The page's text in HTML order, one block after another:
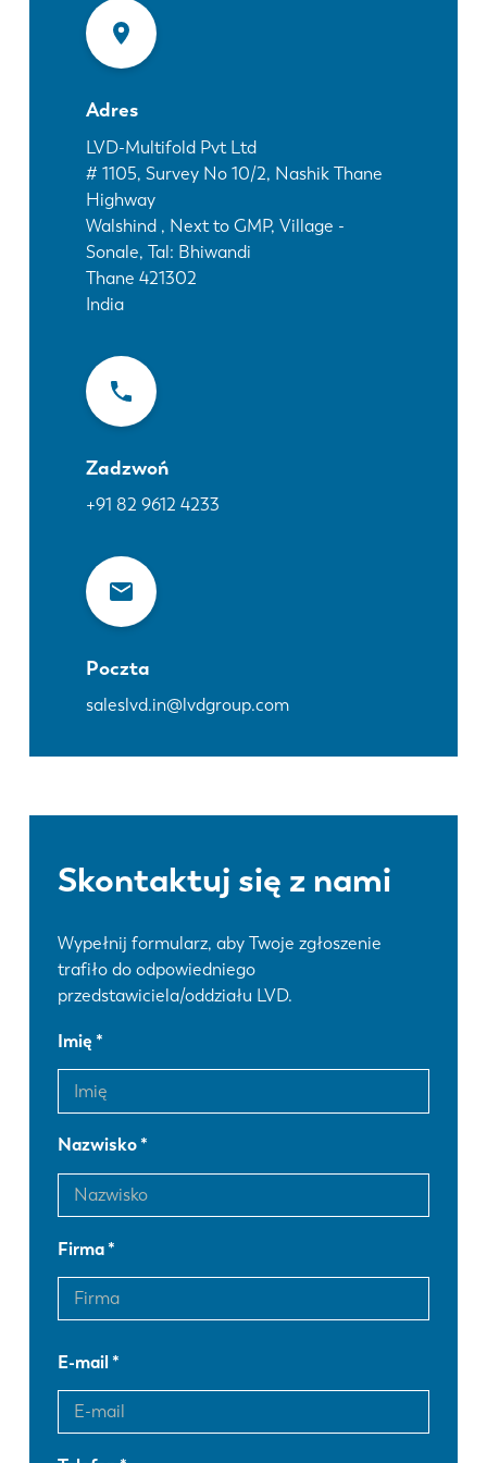
Adres
LVD-Multifold Pvt Ltd
# 1105, Survey No 10/2, Nashik Thane
Highway
Walshind , Next to GMP, Village -
Sonale, Tal: Bhiwandi
Thane 421302
India
Zadzwoń
+91 82 9612 4233
Poczta
saleslvd.in@lvdgroup.com
Skontaktuj się z nami
Wypełnij formularz, aby Twoje zgłoszenie
trafiło do odpowiedniego
przedstawiciela/oddziału LVD.
Imię
Nazwisko
Firma
E-mail
Odkryj LVD
Realizacje
Wydarzenia
Centrum zasobów
Branże i rozwiązania
Oferty pracy
Kontakt